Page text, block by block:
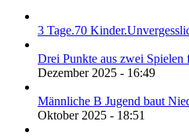
3 Tage.70
Drei Punkte aus zwei Spielen
Dezember 2025 - 16:49
Männliche B Jugend baut
Oktober 2025 - 18:51